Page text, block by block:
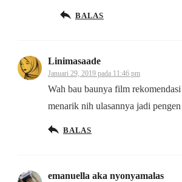
BALAS
Linimasaade
Januari 29, 2019 pada 11:46 pm
Wah bau baunya film
menarik nih ulasannya jadi
BALAS
emanuella aka nyonyamalas